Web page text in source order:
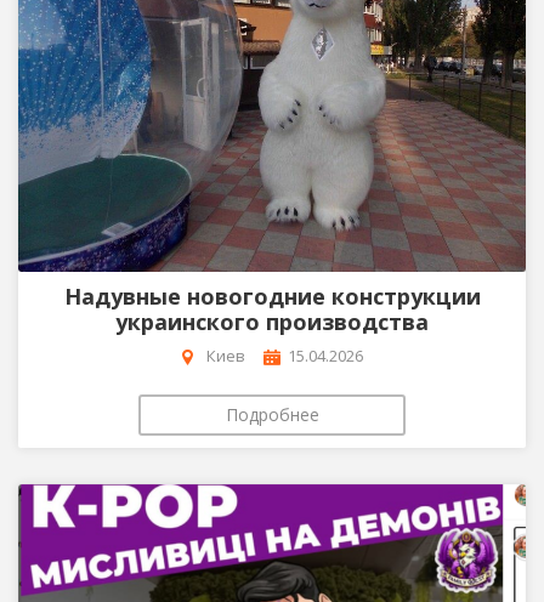
Надувные новогодние конструкции
украинского производства
Киев 15.04.2026
Подробнее